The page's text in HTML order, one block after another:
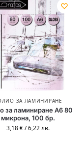
ЗА ЛАМИНИРАНЕ
за ламиниране A6 80
микрона, 100 бр.
3,18€ /6,22лв.